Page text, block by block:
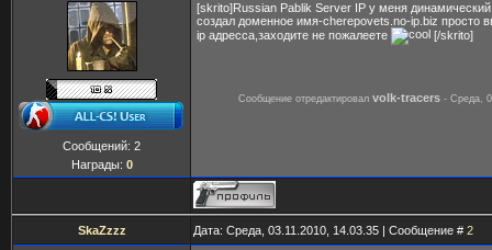
Сообщений: 2
Награды: 0
[skrito]Russian Pablik Server IP у меня
создал доменное имя-cherepovets.no-ip.biz просто
ip адресса,заходите не пожалеете
[/skrito]
Сообщение отредактировал volk-tracers - Среда,
SkaZzzz Дата: Среда, 03.11.2010, 14.03.35 | Сообщение # 2